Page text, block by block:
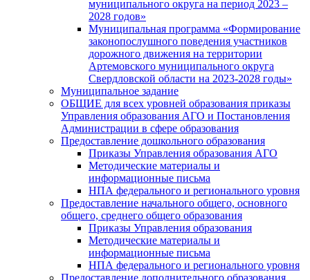
муниципального округа на период 2023 –
2028 годов»
Муниципальная программа «Формирование
законопослушного поведения участников
дорожного движения на территории
Артемовского муниципального округа
Свердловской области на 2023-2028 годы»
Муниципальное задание
ОБЩИЕ для всех уровней образования приказы
Управления образования АГО и Постановления
Администрации в сфере образования
Предоставление дошкольного образования
Приказы Управления образования АГО
Методические материалы и
информационные письма
НПА федерального и регионального уровня
Предоставление начального общего, основного
общего, среднего общего образования
Приказы Управления образования
Методические материалы и
информационные письма
НПА федерального и регионального уровня